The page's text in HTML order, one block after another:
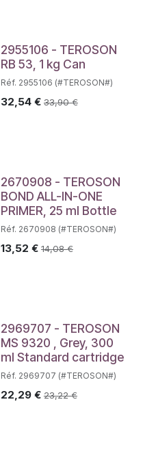
2955106 - TEROSON
RB 53, 1 kg Can
Réf. 2955106 (#TEROSON#)
32,54€ 33,90€
2670908 - TEROSON
BOND ALL-IN-ONE
PRIMER, 25 ml Bottle
Réf. 2670908 (#TEROSON#)
13,52 € 14,08€
2969707 - TEROSON
MS 9320 , Grey, 300
ml Standard cartridge
Réf. 2969707 (#TEROSON#)
22,29€ 23,22€